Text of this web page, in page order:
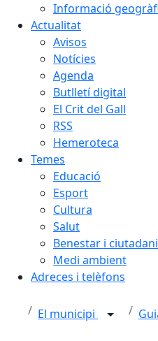
Informació
Actualitat
Avisos
Notícies
Agenda
Butlletí digital
El Crit del Gall
RSS
Hemeroteca
Temes
Educació
Esport
Cultura
Salut
Benestar i
Medi ambient
Adreces i telèfons
El municipi